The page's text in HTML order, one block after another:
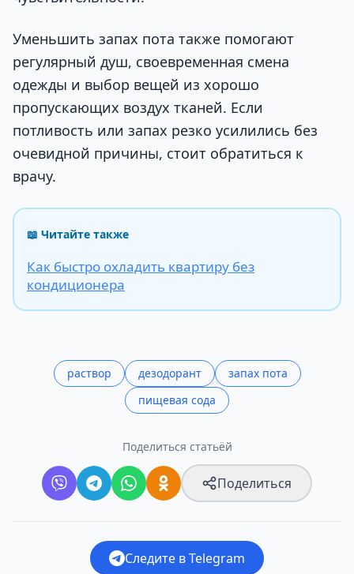
Уменьшить запах пота также помогают
регулярный душ, своевременная смена
одежды и выбор вещей из хорошо
пропускающих воздух тканей. Если
потливость или запах резко усилились без
очевидной причины, стоит обратиться к
врачу.
📖 Читайте также
Как быстро охладить квартиру без
кондиционера
раствор дезодорант
запах пота
пищевая сода
Поделиться статьёй
Поделиться
Следите в Telegram